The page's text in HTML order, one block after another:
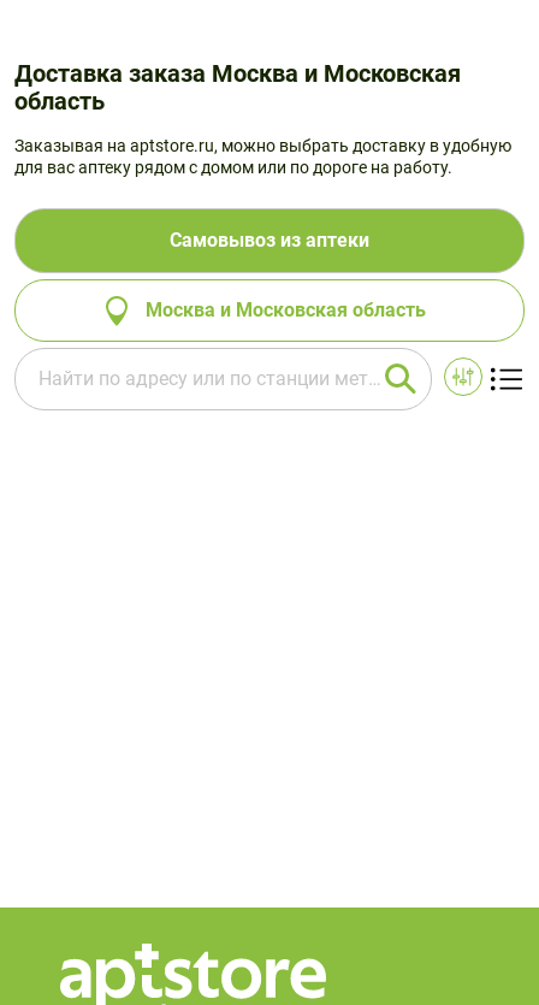
Доставка заказа Москва и Московская
область
Заказывая на aptstore.ru, можно выбрать доставку в удобную
для вас аптеку рядом с домом или по дороге на работу.
Самовывоз из аптеки
Москва и Московская область